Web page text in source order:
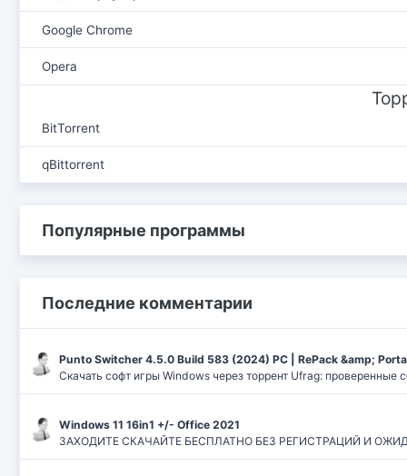
Google Chrome
Opera
BitTorrent
qBittorrent
Популярные программы
Последние комментарии
Punto Switcher 4.5.0 Build 583 (2024) РС | RePack &amp;
Скачать софт игры Windows через торрент Ufrag: проверенные
Windows 11 16in1 +/- Office 2021
ЗАХОДИТЕ СКАЧАЙТЕ БЕСПЛАТНО БЕЗ РЕГИСТРАЦИЙ И